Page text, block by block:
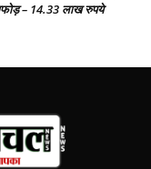
– 14.33 लाख रुपये